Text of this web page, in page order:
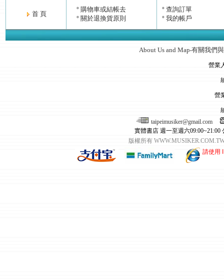
首 頁
° 購物車或結帳去
° 關於退換貨原則
° 查詢訂單
° 我的帳戶
About Us and Map‧有關我們
營業
營
taipeimusiker@gmail.com
實體書店 週一至週六09:00~21:00
版權所有
請使用